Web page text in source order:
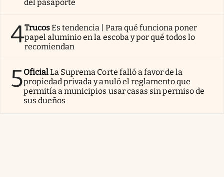
del pasaporte
4TrucosEs tendencia | Para qué funciona poner
papel aluminio en la escoba y por qué todos lo
recomiendan
5OficialLa Suprema Corte falló a favor de la
propiedad privada y anuló el reglamento que
permitía a municipios usar casas sin permiso de
sus dueños